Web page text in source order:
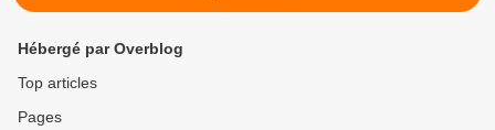
Hébergé par Overblog
Top articles
Pages